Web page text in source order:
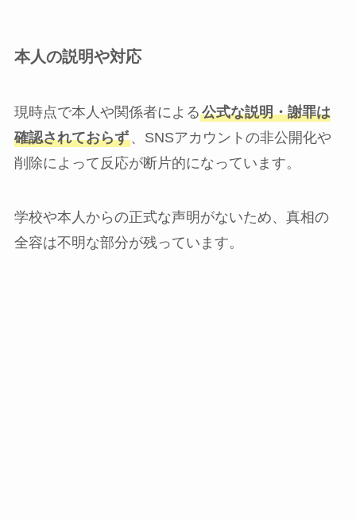
本人の説明や対応
現時点で本人や関係者による公式な説明・謝罪は
確認されておらず、SNSアカウントの非公開化や
削除によって反応が断片的になっています。
学校や本人からの正式な声明がないため、真相の
全容は不明な部分が残っています。